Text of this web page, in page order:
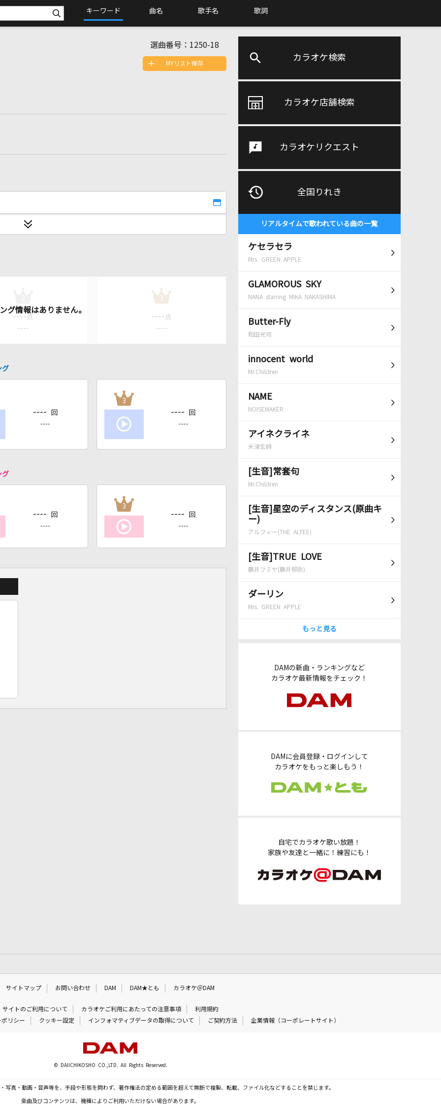
キーワード 曲名 歌手名 歌詞
カラオケ検索
カラオケ店舗検索
カラオケリクエスト
全国りれき
リアルタイムで歌われている曲の一覧
ケセラセラ
Mrs. GREEN APPLE
GLAMOROUS SKY
NANA starring MIKA NAKASHIMA
Butter-Fly
和田光司
innocent world
Mr.Children
NAME
NOISEMAKER
アイネクライネ
米津玄師
[生音]常套句
Mr.Children
[生音]星空のディスタンス(原曲キ
ー)
アルフィー(THE ALFEE)
[生音]TRUE LOVE
藤井フミヤ(藤井郁弥)
ダーリン
Mrs. GREEN APPLE
もっと見る
DAMの新曲・ランキングなど
カラオケ最新情報をチェック！
DAMに会員登録・ログインして
カラオケをもっと楽しもう！
自宅でカラオケ歌い放題！
家族や友達と一緒に！練習にも！
選曲番号： 1250-18
MYリスト保存
---- 点
----
3
---- 点
----
グ
---- 回
----
3
---- 回
----
グ
---- 回
----
3
---- 回
----
サイトマップ お問い合わせ DAM DAM★とも カラオケ＠DAM
サイトのご利用について カラオケご利用にあたっての注意事項
利用規約
リシー
クッキー設定 インフォマティブデータの取得について ご契約方法 企業情報（コーポレートサイト）
© DAIICHIKOSHO CO.,LTD. All Rights Reserved.
写真・動画・音声等を、手段や形態を問わず、著作権法の定める範囲を超えて無断で複製、転載、ファイル化などすることを禁じます。
楽曲及びコンテンツは、機種によりご利用いただけない場合があります。